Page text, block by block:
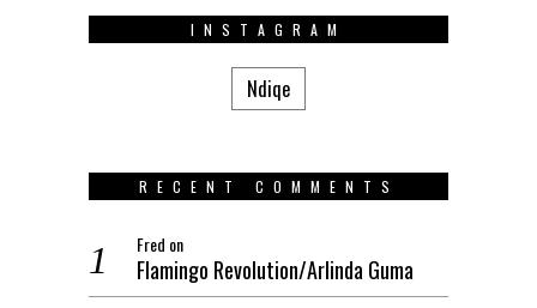
INSTAGRAM
Ndiqe
RECENT COMMENTS
Fred on
Flamingo Revolution/Arlinda Guma